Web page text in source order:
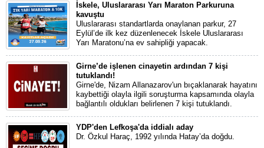
İskele, Uluslararası Yarı Maraton Parkuruna
kavuştu
Uluslararası standartlarda onaylanan parkur, 27
Eylül’de ilk kez düzenlenecek İskele Uluslararası
Yarı Maratonu’na ev sahipliği yapacak.
Girne’de işlenen cinayetin ardından 7 kişi
tutuklandı!
Girne'de, Nizam Allanazarov'un bıçaklanarak hayatını
kaybettiği olayla ilgili soruşturma kapsamında olayla
bağlantılı oldukları belirlenen 7 kişi tutuklandı.
YDP'den Lefkoşa'da iddialı aday
Dr. Özkul Haraç, 1992 yılında Hatay’da doğdu.